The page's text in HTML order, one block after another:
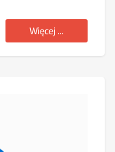
Więcej ...